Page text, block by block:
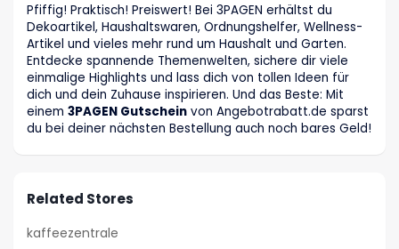
Pfiffig! Praktisch! Preiswert! Bei 3PAGEN erhältst du
Dekoartikel, Haushaltswaren, Ordnungshelfer, Wellness-
Artikel und vieles mehr rund um Haushalt und Garten.
Entdecke spannende Themenwelten, sichere dir viele
einmalige Highlights und lass dich von tollen Ideen für
dich und dein Zuhause inspirieren. Und das Beste: Mit
einem 3PAGEN Gutschein von Angebotrabatt.de sparst
du bei deiner nächsten Bestellung auch noch bares Geld!
Related Stores
kaffeezentrale